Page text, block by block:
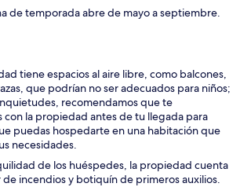
de temporada abre de mayo a septiembre.
tiene espacios al aire libre, como balcones,
que podrían no ser adecuados para niños;
recomendamos que te
con la propiedad antes de tu llegada para
puedas hospedarte en una habitación que
necesidades.
de los huéspedes, la propiedad cuenta
incendios y botiquín de primeros auxilios.